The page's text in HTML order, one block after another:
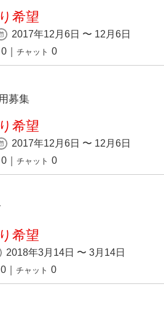
希望
2017年12月6日 〜 12月6日
0 チャット 0
募集
希望
2017年12月6日 〜 12月6日
0 チャット 0
希望
2018年3月14日 〜 3月14日
0 チャット 0